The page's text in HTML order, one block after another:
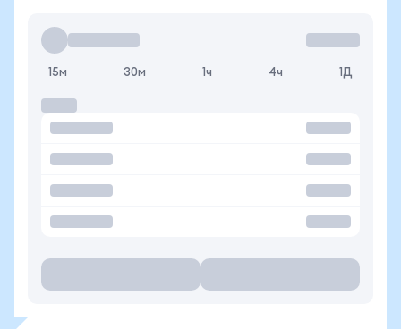
15м 30м 1ч 4ч 1Д